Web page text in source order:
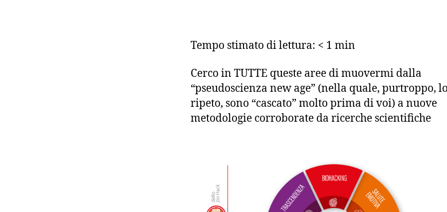
Tempo stimato di lettura: < 1 min
Cerco in TUTTE queste aree di muovermi dalla
“pseudoscienza new age” (nella quale, purtroppo,
ripeto, sono “cascato” molto prima di voi) a nuove
metodologie corroborate da ricerche scientifiche